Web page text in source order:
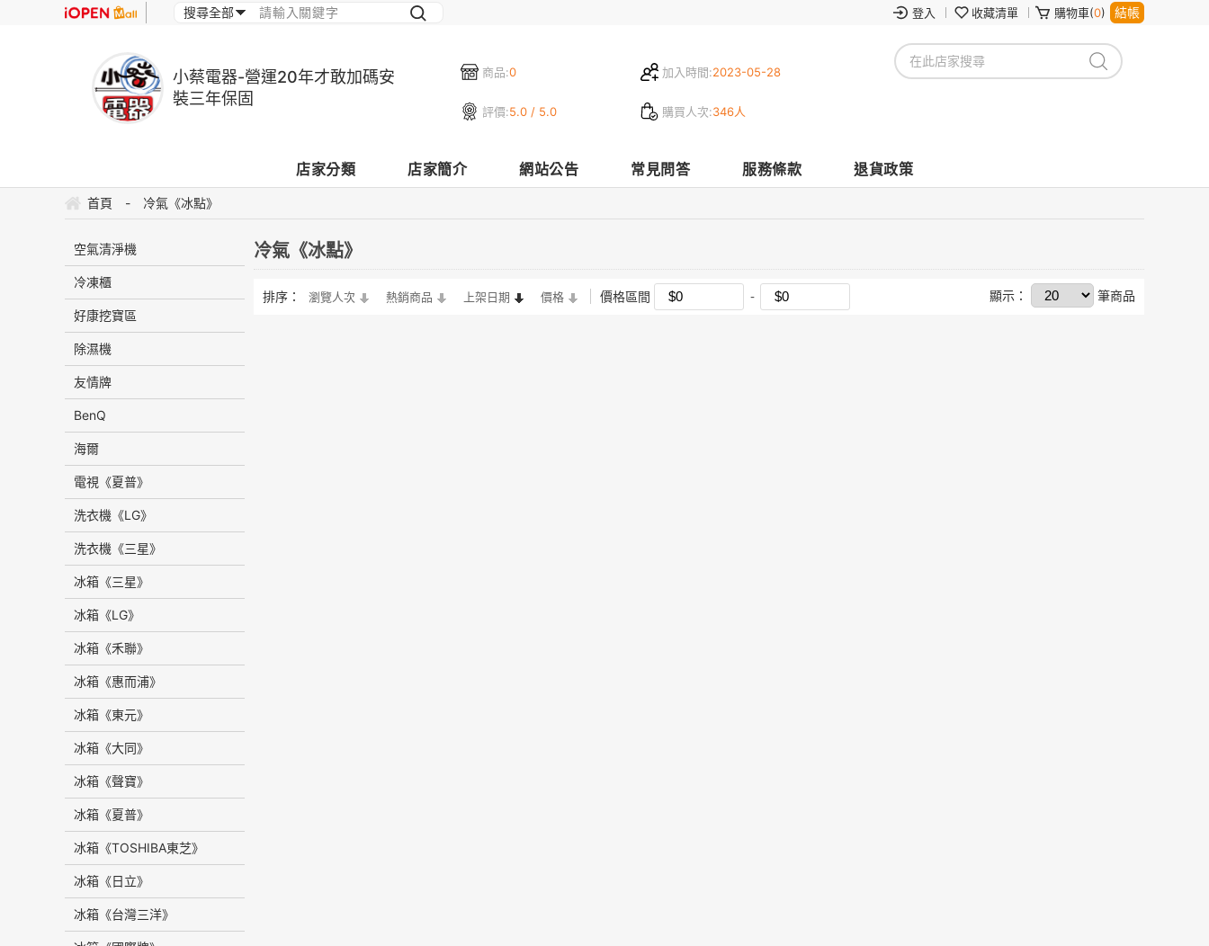
登入 收藏清單 購物車(0) 結帳
商品:0 加入時間:2023-05-28
評價:5.0 / 5.0 購買人次:346人
小蔡電器-營運20年才敢加碼安
裝三年保固
店家分類 店家簡介 網站公告 常見問答 服務條款 退貨政策
首頁 - 冷氣《冰點》
空氣清淨機
冷凍櫃
好康挖寶區
除濕機
友情牌
BenQ
海爾
電視《夏普》
洗衣機《LG》
洗衣機《三星》
冰箱《三星》
冰箱《LG》
冰箱《禾聯》
冰箱《惠而浦》
冰箱《東元》
冰箱《大同》
冰箱《聲寶》
冰箱《夏普》
冰箱《TOSHIBA東芝》
冰箱《日立》
冰箱《台灣三洋》
冷氣《冰點》
排序： 瀏覽人次 熱銷商品 上架日期 價格 價格區間 顯示： 筆商品